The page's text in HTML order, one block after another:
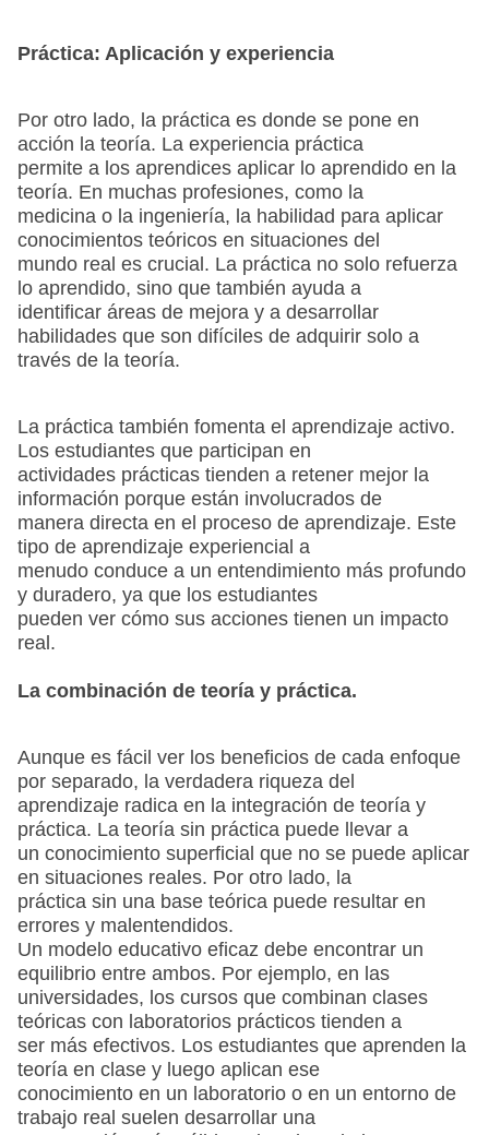
Práctica: Aplicación y experiencia
Por otro lado, la práctica es donde se pone en
acción la teoría. La experiencia práctica
permite a los aprendices aplicar lo aprendido en la
teoría. En muchas profesiones, como la
medicina o la ingeniería, la habilidad para aplicar
conocimientos teóricos en situaciones del
mundo real es crucial. La práctica no solo refuerza
lo aprendido, sino que también ayuda a
identificar áreas de mejora y a desarrollar
habilidades que son difíciles de adquirir solo a
través de la teoría.
La práctica también fomenta el aprendizaje activo.
Los estudiantes que participan en
actividades prácticas tienden a retener mejor la
información porque están involucrados de
manera directa en el proceso de aprendizaje. Este
tipo de aprendizaje experiencial a
menudo conduce a un entendimiento más profundo
y duradero, ya que los estudiantes
pueden ver cómo sus acciones tienen un impacto
real.
La combinación de teoría y práctica.
Aunque es fácil ver los beneficios de cada enfoque
por separado, la verdadera riqueza del
aprendizaje radica en la integración de teoría y
práctica. La teoría sin práctica puede llevar a
un conocimiento superficial que no se puede aplicar
en situaciones reales. Por otro lado, la
práctica sin una base teórica puede resultar en
errores y malentendidos.
Un modelo educativo eficaz debe encontrar un
equilibrio entre ambos. Por ejemplo, en las
universidades, los cursos que combinan clases
teóricas con laboratorios prácticos tienden a
ser más efectivos. Los estudiantes que aprenden la
teoría en clase y luego aplican ese
conocimiento en un laboratorio o en un entorno de
trabajo real suelen desarrollar una